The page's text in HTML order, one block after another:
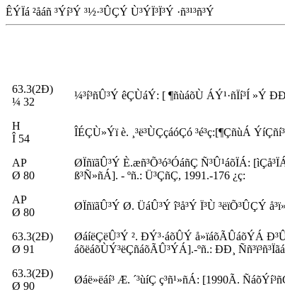
ÊÝÏá ²åáñ ³Ýí³Ý ³½·³ÛÇÝ Ù³ÝÏ³Ï³Ý ·ñ³¹³ñ³Ý
63.3(2Ð)
¼ 32
¼³í³ñÛ³Ý êÇÙáÝ: [ ¶ñùáõÙ ÁÝ¹·ñÏí³Í »Ý
H
Î 54
ÎÉÇÙ»Ýï è. ¸³ë³ÙÇçáóÇó ³é³ç:[¶ÇñùÁ
AP
Ø 80
ØÏñïãÛ³Ý È.æñ³Õ³ó³ÓáñÇ Ñ³Û¹áõÏÁ:
ß³Ñ»ñÁ]. - ºñ.: Ü³ÇñÇ, 1991.-176 ¿ç:
AP
Ø 80
ØÏñïãÛ³Ý Ø. ÜáÛ³Ý î³å³Ý Ï³Ù ³ëïÕ³ÛÇÝ
63.3(2Ð)
Ø 91
ØáíëÇëÛ³Ý ². ÐÝ³·áõÛÝ å»ïáõÃÛáõÝÁ
áõëáõÙÝ³ëÇñáõÃÛ³ÝÁ].-ºñ.: ÐÐ¸
63.3(2Ð)
Ø 90
Øáë»ëáí³ Æ. ´³ùíÇ ç³ñ¹»ñÁ: [1990Ã.